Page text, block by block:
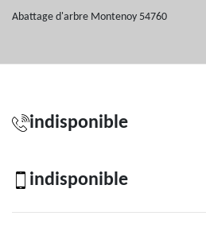
Abattage d'arbre Montenoy 54760
indisponible
indisponible